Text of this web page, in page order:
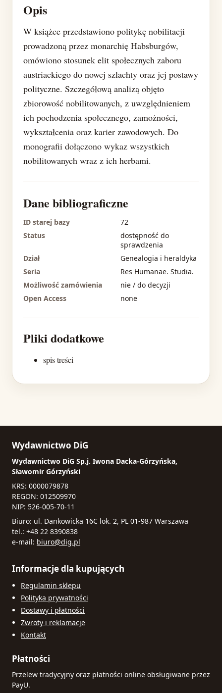
Opis
W książce przedstawiono politykę nobilitacji
prowadzoną przez monarchię Habsburgów,
omówiono stosunek elit społecznych zaboru
austriackiego do nowej szlachty oraz jej postawy
polityczne. Szczegółową analizą objęto
zbiorowość nobilitowanych, z uwzględnieniem
ich pochodzenia społecznego, zamożności,
wykształcenia oraz karier zawodowych. Do
monografii dołączono wykaz wszystkich
nobilitowanych wraz z ich herbami.
Dane bibliograficzne
ID starej bazy
72
Status
dostępność do
sprawdzenia
Dział
Genealogia i heraldyka
Seria
Res Humanae. Studia.
Możliwość zamówienia
nie / do decyzji
Open Access
none
Pliki dodatkowe
spis treści
Wydawnictwo DiG
Wydawnictwo DiG Sp.j. Iwona Dacka-Górzyńska,
Sławomir Górzyński
KRS: 0000079878
REGON: 012509970
NIP: 526-005-70-11
Biuro: ul. Dankowicka 16C lok. 2, PL 01-987 Warszawa
tel.: +48 22 8390838
e-mail: biuro@dig.pl
Informacje dla kupujących
Regulamin sklepu
Polityka prywatności
Dostawy i płatności
Zwroty i reklamacje
Kontakt
Płatności
Przelew tradycyjny oraz płatności online obsługiwane przez
PayU.